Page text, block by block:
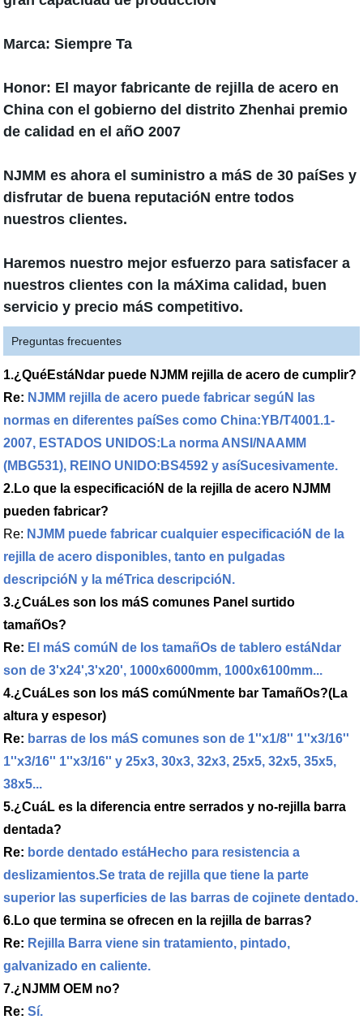
Marca: Siempre Ta
Honor: El mayor fabricante de rejilla de acero en
China con el gobierno del distrito Zhenhai premio
de calidad en el añO 2007
NJMM es ahora el suministro a máS de 30 paíSes y
disfrutar de buena reputacióN entre todos
nuestros clientes.
Haremos nuestro mejor esfuerzo para satisfacer a
nuestros clientes con la máXima calidad, buen
servicio y precio máS competitivo.
Preguntas frecuentes
1.¿QuéEstáNdar puede NJMM rejilla de acero de cumplir?
Re: NJMM rejilla de acero puede fabricar segúN las
normas en diferentes paíSes como China:YB/T4001.1-
2007, ESTADOS UNIDOS:La norma ANSI/NAAMM
(MBG531), REINO UNIDO:BS4592 y asíSucesivamente.
2.Lo que la especificacióN de la rejilla de acero NJMM
pueden fabricar?
Re: NJMM puede fabricar cualquier especificacióN de la
rejilla de acero disponibles, tanto en pulgadas
descripcióN y la méTrica descripcióN.
3.¿CuáLes son los máS comunes Panel surtido
tamañOs?
Re: El máS comúN de los tamañOs de tablero estáNdar
son de 3'x24',3'x20', 1000x6000mm, 1000x6100mm...
4.¿CuáLes son los máS comúNmente bar TamañOs?(La
altura y espesor)
Re: barras de los máS comunes son de 1''x1/8'' 1''x3/16''
1''x3/16'' 1''x3/16'' y 25x3, 30x3, 32x3, 25x5, 32x5, 35x5,
38x5...
5.¿CuáL es la diferencia entre serrados y no-rejilla barra
dentada?
Re: borde dentado estáHecho para resistencia a
deslizamientos.Se trata de rejilla que tiene la parte
superior las superficies de las barras de cojinete dentado.
6.Lo que termina se ofrecen en la rejilla de barras?
Re: Rejilla Barra viene sin tratamiento, pintado,
galvanizado en caliente.
7.¿NJMM OEM no?
Re: Sí.